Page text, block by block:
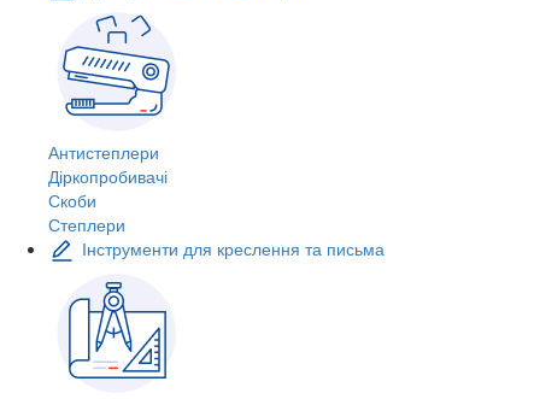
Антистеплери
Діркопробивачі
Скоби
Степлери
Інструменти для креслення та письма